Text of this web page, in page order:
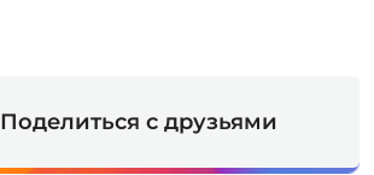
Поделиться с друзьями